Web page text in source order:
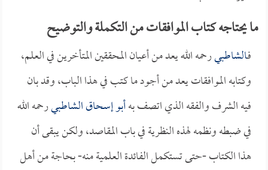
ما يحتاجه كتاب الموافقات من التكملة والتوضيح
فـالشاطبيرحمه الله يعد من أعيان المحققين المتأخرين في العلم،
وكتابه الموافقات يعد من أجود ما كتب في هذا الباب، وقد بان
فيه الشرف والفقه الذي اتصف بهأبو إسحاق الشاطبيرحمه الله
في ضبطه ونظمه لهذه النظرية في باب المقاصد، ولكن يبقى أن
هذا الكتاب -حتى تستكمل الفائدة العلمية منه- بحاجة من أهل